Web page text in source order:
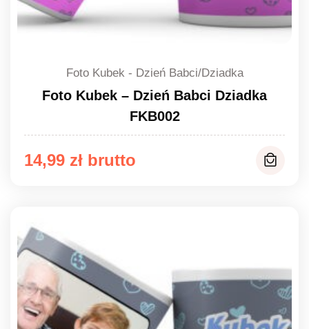
Foto Kubek - Dzień Babci/Dziadka
Foto Kubek – Dzień Babci Dziadka
FKB002
14,99 zł